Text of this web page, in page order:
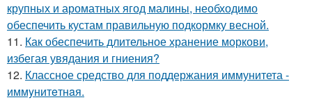
крупных и ароматных ягод малины, необходимо
обеспечить кустам правильную подкормку весной.
11. Как обеспечить длительное хранение моркови,
избегая увядания и гниения?
12. Классное средство для поддержания иммунитета -
иммyнитeтнaя.